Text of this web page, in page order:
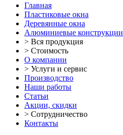
Главная
Пластиковые окна
Деревянные окна
Алюминиевые конструкции
> Вся продукция
> Стоимость
О компании
> Услуги и сервис
Производство
Наши работы
Статьи
Акции, скидки
> Сотрудничество
Контакты